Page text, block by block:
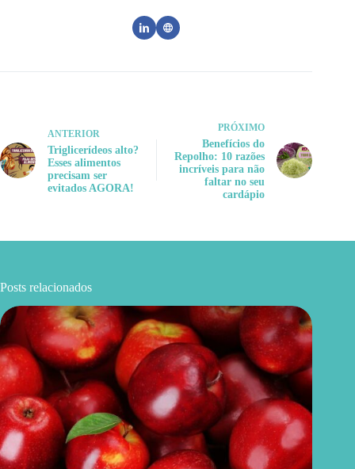
ANTERIOR
Triglicerídeos alto?
Esses alimentos
precisam ser
evitados AGORA!
PRÓXIMO
Benefícios do
Repolho: 10 razões
incríveis para não
faltar no seu
cardápio
Posts relacionados